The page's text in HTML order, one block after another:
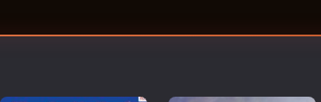
Νεανικές